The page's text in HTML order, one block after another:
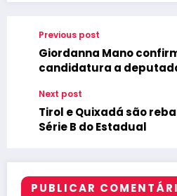
Previous post
Giordanna Mano
candidatura a
Next post
Tirol e Quixadá são
Série B do Estadual
PUBLICAR